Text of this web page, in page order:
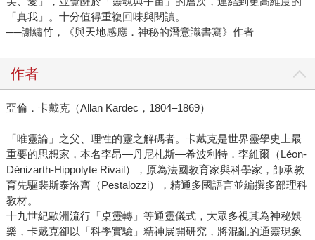
「真我」。十分值得重複回味與閱讀。
──謝繡竹，《與天地感應．神秘的潛意識書寫》作者
作者
亞倫．卡戴克（Allan Kardec，1804–1869）
「唯靈論」之父、理性的靈之解碼者。卡戴克是世界靈學史上最
重要的思想家，本名李昂—丹尼札斯—希波利特．李維爾（Léon-
Dénizarth-Hippolyte Rivail），原為法國教育家與科學家，師承教
育先驅裴斯泰洛齊（Pestalozzi），精通多國語言並編撰多部理科
教材。
十九世紀歐洲流行「桌靈轉」等通靈儀式，大眾多視其為神秘娛
樂，卡戴克卻以「科學實驗」精神展開研究，將混亂的通靈現象